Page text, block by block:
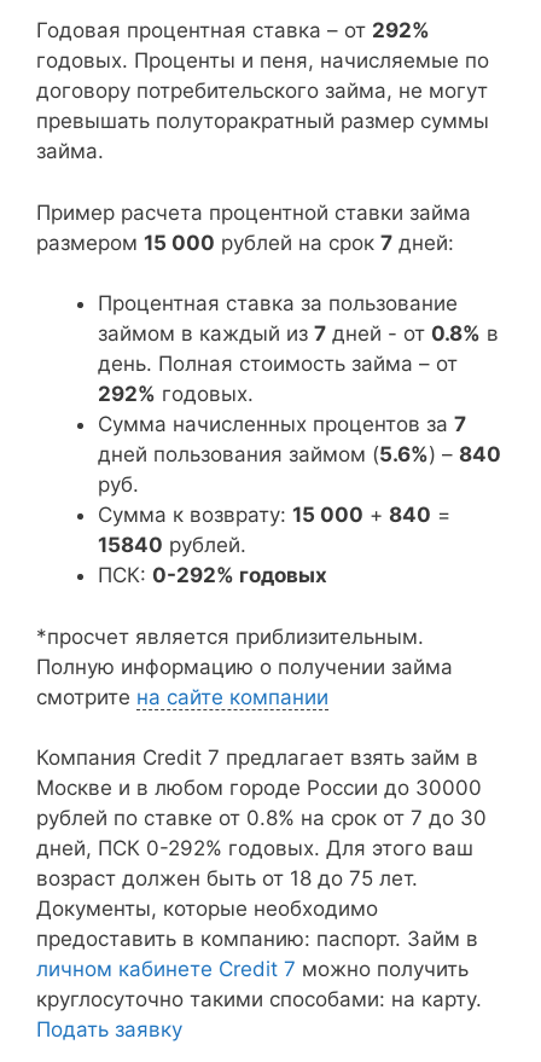
Годовая процентная ставка – от 292%
годовых. Проценты и пеня, начисляемые по
договору потребительского займа, не могут
превышать полуторакратный размер суммы
займа.
Пример расчета процентной ставки займа
размером 15 000 рублей на срок 7 дней:
Процентная ставка за пользование
займом в каждый из 7 дней - от 0.8% в
день. Полная стоимость займа – от
292% годовых.
Сумма начисленных процентов за 7
дней пользования займом (5.6%) – 840
руб.
Сумма к возврату: 15 000 + 840 =
15840 рублей.
ПСК: 0-292% годовых
*просчет является приблизительным.
Полную информацию о получении займа
смотрите на сайте компании
Компания Credit 7 предлагает взять займ в
Москве и в любом городе России до 30000
рублей по ставке от 0.8% на срок от 7 до 30
дней, ПСК 0-292% годовых. Для этого ваш
возраст должен быть от 18 до 75 лет.
Документы, которые необходимо
предоставить в компанию: паспорт. Займ в
личном кабинете Credit 7 можно получить
круглосуточно такими способами: на карту.
Подать заявку